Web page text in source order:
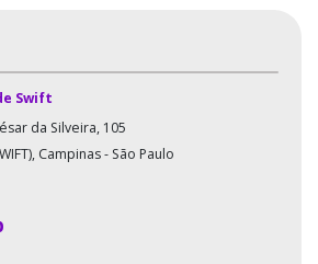
Swift
da Silveira, 105
Campinas - São Paulo